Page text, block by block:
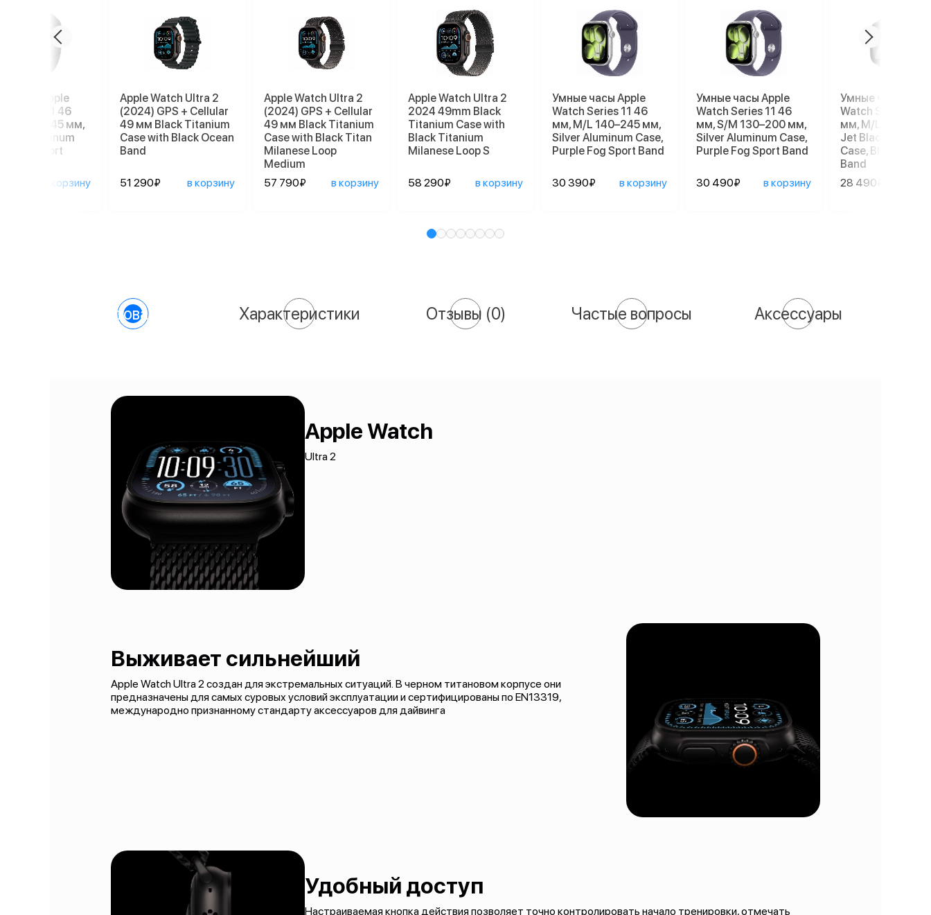
часы Apple
Series 11 46
L 140–245 мм,
Aluminum
Black Sport
в корзину
Apple Watch Ultra 2
(2024) GPS + Cellular
49 мм Black Titanium
Case with Black Ocean
Band
51 290₽ в корзину
Apple Watch Ultra 2
(2024) GPS + Cellular
49 мм Black Titanium
Case with Black Titan
Milanese Loop
Medium
57 790₽
в корзину
Apple Watch Ultra 2
2024 49mm Black
Titanium Case with
Black Titanium
Milanese Loop S
58 290₽ в корзину
Умные часы Apple
Watch Series 11 46
мм, M/L 140–245 мм,
Silver Aluminum Case,
Purple Fog Sport Band
30 390₽ в корзину
Умные часы Apple
Watch Series 11 46
мм, S/M 130–200 мм,
Silver Aluminum Case,
Purple Fog Sport Band
30 490₽ в корзину
Умные часы
Watch Series 11
мм, M/L
Jet Black
Case, Black Sport
Band
28 490₽
О товаре Характеристики Отзывы (0) Частые вопросы Аксессуары
Apple Watch
Ultra 2
Выживает сильнейший
Apple Watch Ultra 2 создан для экстремальных ситуаций. В черном титановом корпусе они
предназначены для самых суровых условий эксплуатации и сертифицированы по EN13319,
международно признанному стандарту аксессуаров для дайвинга
Удобный доступ
Настраиваемая кнопка действия позволяет точно контролировать начало тренировки, отмечать